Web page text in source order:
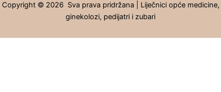
Copyright © 2026 Sva prava pridržana | Liječnici opće medicine,
ginekolozi, pedijatri i zubari